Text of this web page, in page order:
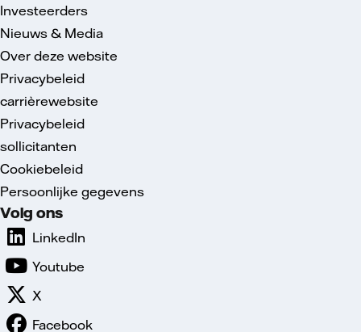
Investeerders
Nieuws & Media
Over deze website
Privacybeleid
carrièrewebsite
Privacybeleid
sollicitanten
Cookiebeleid
Persoonlijke gegevens
Volg ons
LinkedIn
Youtube
X
Facebook